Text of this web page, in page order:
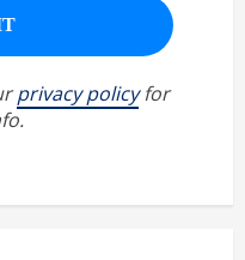
privacy policyfor